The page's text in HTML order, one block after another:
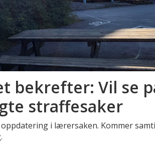
bekrefter: Vil se
straffesaker
i lærersaken. Kommer